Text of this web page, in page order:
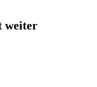
weiter